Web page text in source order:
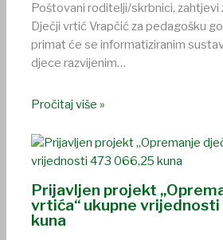
Poštovani roditelji/skrbnici, zahtjevi
Dječji vrtić Vrapčić za pedagošku
primat će se informatiziranim
djece razvijenim…
Pročitaj više »
Prijavljen projekt
vrtića“ ukupne
kuna